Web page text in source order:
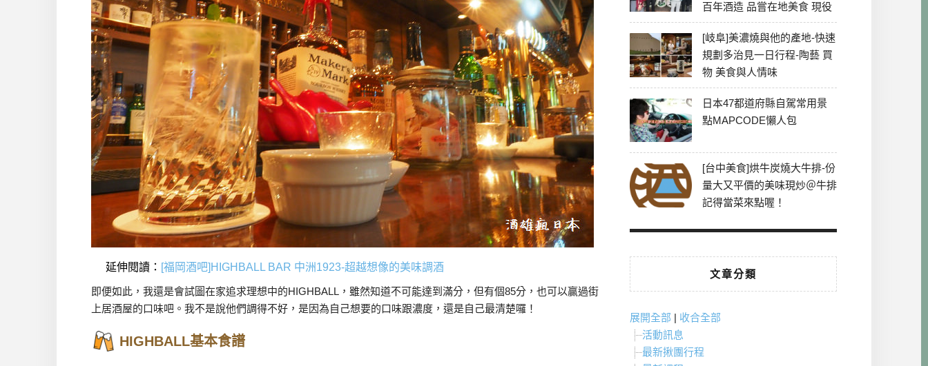
延伸閱讀： [福岡酒吧]HIGHBALL BAR 中洲1923-超越想像的美味調酒
即便如此，我還是會試圖在家追求理想中的HIGHBALL，雖然知道不可能達到滿分，但有個85分，也可以贏過街
上居酒屋的口味吧。我不是說他們調得不好，是因為自己想要的口味跟濃度，還是自己最清楚囉！
HIGHBALL基本食譜
百年酒造 品嘗在地美食 現役
最老牌電影院
[岐阜]美濃燒與他的產地-快速
規劃多治見一日行程-陶藝 買
物 美食與人情味
日本47都道府縣自駕常用景
點MAPCODE懶人包
[台中美食]烘牛炭燒大牛排-份
量大又平價的美味現炒＠牛排
記得當菜來點喔！
文章分類
展開全部 | 收合全部
活動訊息
最新揪團行程